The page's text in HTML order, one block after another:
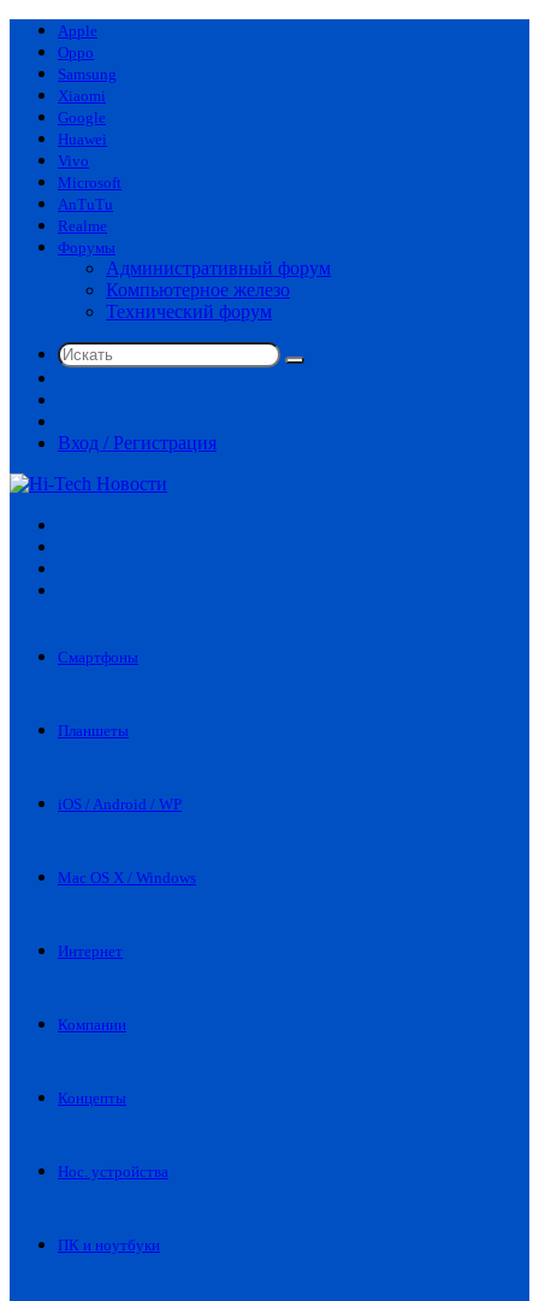
Apple
Oppo
Samsung
Xiaomi
Google
Huawei
Vivo
Microsoft
AnTuTu
Realme
Форумы
Административный форум
Компьютерное железо
Технический форум
Искать
статья
Вход / Регистрация
Смартфоны
Планшеты
iOS / Android / WP
Mac OS X / Windows
Интернет
Компании
Концепты
Нос. устройства
ПК и ноутбуки